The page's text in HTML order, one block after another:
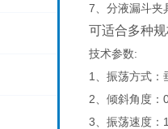
7、分液漏斗夹
可适合多种
技术参数:
1、振荡方式：
2、倾斜角度：
3、振荡速度：